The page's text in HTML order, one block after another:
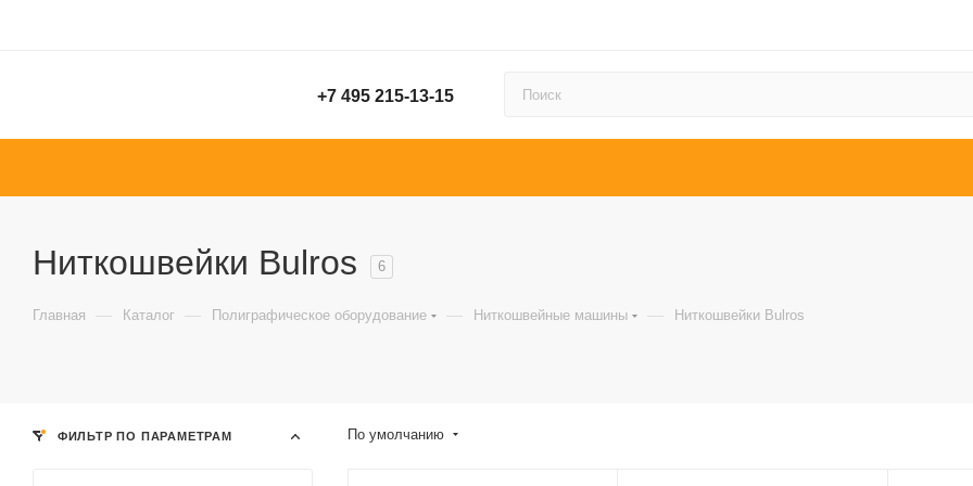
+7 495 215-13-15
Ниткошвейки Bulros 6
Главная — Каталог — Полиграфическое оборудование — Ниткошвейные машины — Ниткошвейки Bulros
По умолчанию
ФИЛЬТР ПО ПАРАМЕТРАМ